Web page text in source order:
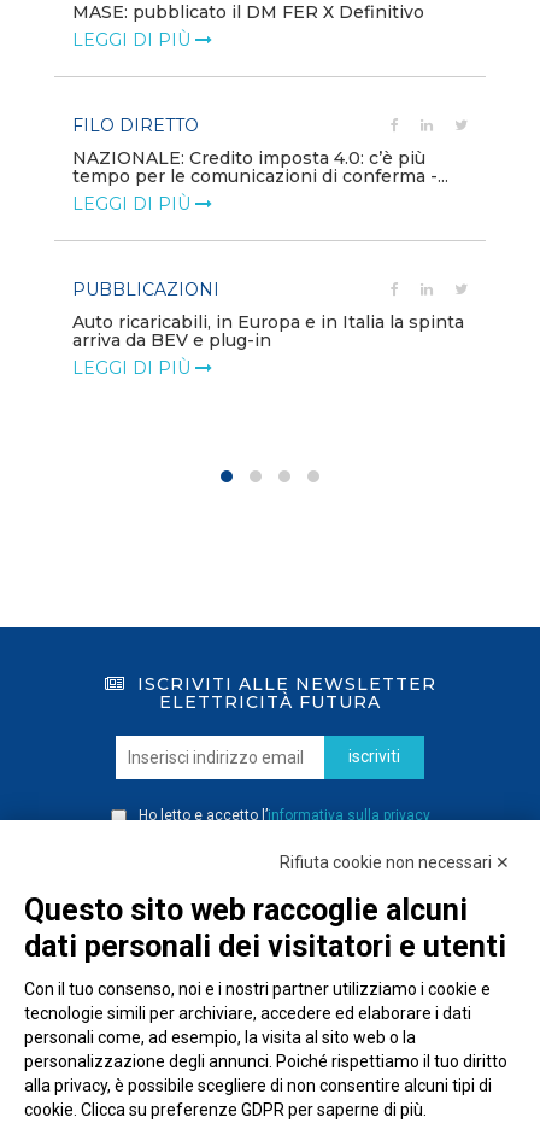
MASE: pubblicato il DM FER X Definitivo
LEGGI DI PIÙ
FILO DIRETTO
NAZIONALE: Credito imposta 4.0: c’è più
tempo per le comunicazioni di conferma -...
LEGGI DI PIÙ
PUBBLICAZIONI
Auto ricaricabili, in Europa e in Italia la spinta
arriva da BEV e plug-in
LEGGI DI PIÙ
ISCRIVITI ALLE NEWSLETTER
ELETTRICITÀ FUTURA
iscriviti
Ho letto e accetto l’informativa sulla privacy
Rifiuta cookie non necessari ✕
Questo sito web raccoglie alcuni
dati personali dei visitatori e utenti
Con il tuo consenso, noi e i nostri partner utilizziamo i cookie e
tecnologie simili per archiviare, accedere ed elaborare i dati
personali come, ad esempio, la visita al sito web o la
personalizzazione degli annunci. Poiché rispettiamo il tuo diritto
alla privacy, è possibile scegliere di non consentire alcuni tipi di
cookie. Clicca su preferenze GDPR per saperne di più.